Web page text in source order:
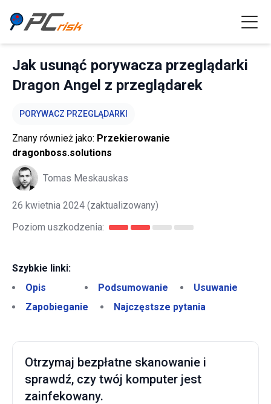
Jak usunąć porywacza przeglądarki
Dragon Angel z przeglądarek
PORYWACZ PRZEGLĄDARKI
Znany również jako: Przekierowanie
dragonboss.solutions
Tomas Meskauskas
26 kwietnia 2024 (zaktualizowany)
Poziom uszkodzenia:
Szybkie linki:
Opis
Podsumowanie
Usuwanie
Zapobieganie
Najczęstsze pytania
Otrzymaj bezpłatne skanowanie i
sprawdź, czy twój komputer jest
zainfekowany.